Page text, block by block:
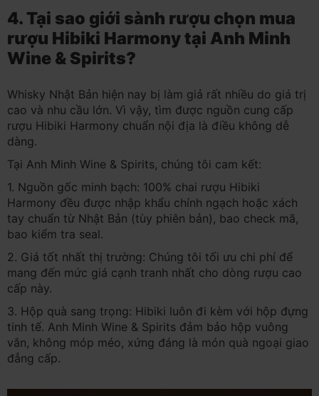
4. Tại sao giới sành rượu chọn mua
rượu Hibiki Harmony tại Anh Minh
Wine & Spirits?
Whisky Nhật Bản hiện nay bị làm giả rất nhiều do giá trị
cao và nhu cầu lớn. Vì vậy, tìm được nguồn cung cấp
rượu Hibiki Harmony chuẩn nội địa là điều không dễ
dàng.
Tại Anh Minh Wine & Spirits, chúng tôi cam kết:
1. Nguồn gốc minh bạch: 100% chai rượu Hibiki
Harmony đều được nhập khẩu chính ngạch hoặc xách
tay chuẩn từ Nhật Bản (tùy phiên bản), bao check mã,
bao kiểm tra seal.
2. Giá tốt nhất thị trường: Chúng tôi tối ưu chi phí để
mang đến mức giá cạnh tranh nhất cho dòng rượu cao
cấp này.
3. Hộp quà sang trọng: Hibiki luôn đi kèm với hộp đựng
tinh tế. Anh Minh Wine & Spirits đảm bảo hộp vuông
vắn, không móp méo, xứng đáng là món quà ngoại giao
đẳng cấp.